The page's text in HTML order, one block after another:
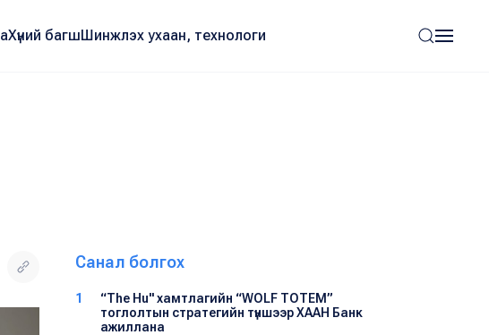
Хүний багшШинжлэх ухаан, технологи
Санал болгох
1
“The Hu" хамтлагийн “WOLF TOTEM”
тоглолтын стратегийн түншээр ХААН Банк
ажиллана